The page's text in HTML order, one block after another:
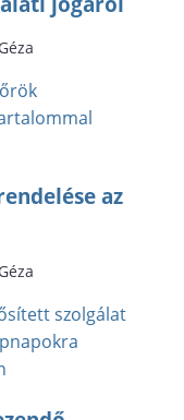
az
szolgálat